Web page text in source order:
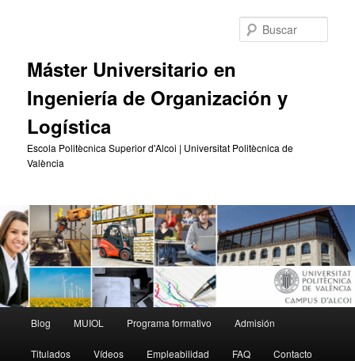
Máster Universitario en
Ingeniería de Organización y
Logística
Escola Politècnica Superior d'Alcoi | Universitat Politècnica de
València
principal
Blog MUIOL Programa formativo Admisión
Titulados Vídeos Empleabilidad FAQ Contacto